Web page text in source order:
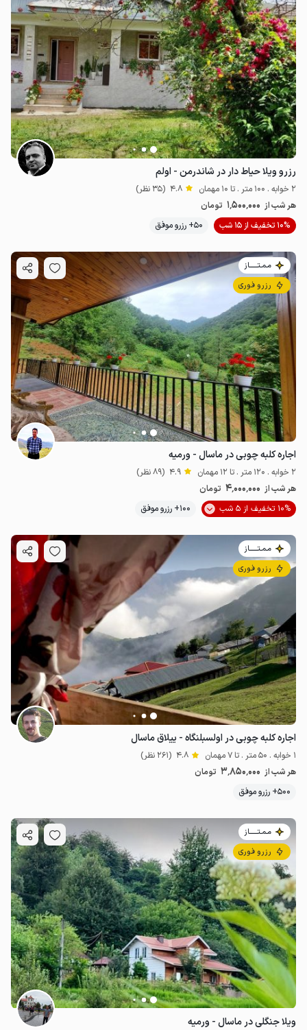
2.8 میلیون ت 4.8
رزرو ویلا حیاط دار در شاندرمن - اولم
2 خوابه . 100 متر . تا 10 مهمان 4.8 (35 نظر)
هر شب از 1٬500٬000 تومان
10% تخفیف از 15 شب
50+ رزرو موفق
مـمـتــــــاز
رزرو فوری
اجاره کلبه چوبی در ماسال - ورمیه
2 خوابه . 120 متر . تا 12 مهمان 4.9 (89 نظر)
هر شب از 4٬000٬000 تومان
10% تخفیف از 5 شب
100+ رزرو موفق
مـمـتــــــاز
رزرو فوری
اجاره کلبه چوبی در اولسبلنگاه - ییلاق ماسال
1 خوابه . 50 متر . تا 7 مهمان 4.8 (261 نظر)
هر شب از 3٬850٬000 تومان
500+ رزرو موفق
مـمـتــــــاز
رزرو فوری
ویلا جنگلی در ماسال - ورمیه